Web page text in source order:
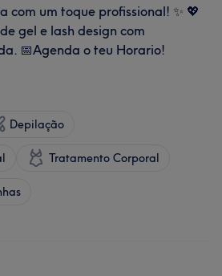
com um toque profissional! ✨ 💖
gel e lash design com
📅Agenda o teu Horario!
Depilação
Tratamento Corporal